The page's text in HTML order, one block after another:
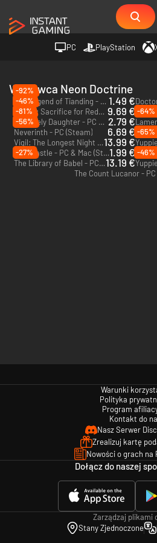
PC PlayStation
Wydawca Neon Doctrine
-92%
The Legend of Tianding - PC (Steam) 1.49 €
-46%
Sinner: Sacrifice for Redemption - PC (Steam) 9.69 €
-81%
My Lovely Daughter - PC & Mac (Steam) 2.79 €
-64%
-56%
Neverinth - PC (Steam)
6.69 €
Vigil: The Longest Night - PC (Steam)13.99 €
-65%
Lost Castle - PC & Mac (Steam)1.99 €
-27%
The Library of Babel - PC (Steam)13.19 €
-46%
Warunki
Polityka
Program
Kontakt do
Nasz Serwer
Zrealizuj kartę
Nowości o grach na
Dołącz do naszej
Zarządzaj plikami
Stany Zjednoczone